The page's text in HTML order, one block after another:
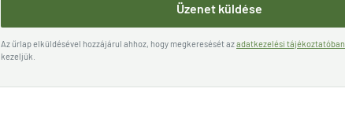
Üzenet küldése
Az űrlap elküldésével hozzájárul ahhoz, hogy megkeresését azadatkezelési tájékoztatóban
kezeljük.